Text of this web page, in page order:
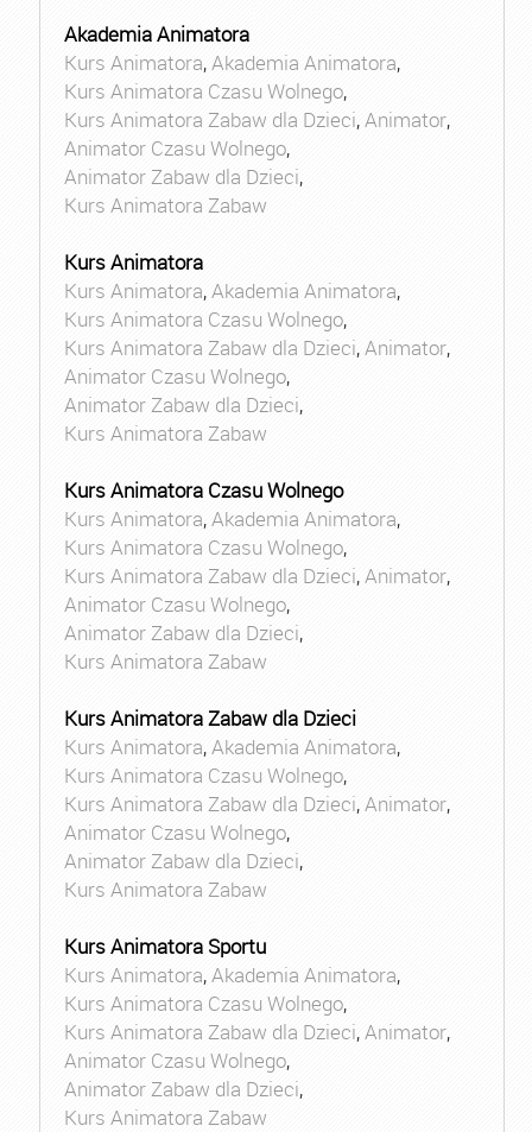
Akademia Animatora
Kurs Animatora,Akademia Animatora,
Kurs Animatora Czasu Wolnego,
Kurs Animatora Zabaw dla Dzieci,Animator,
Animator Czasu Wolnego,
Animator Zabaw dla Dzieci,
Kurs Animatora Zabaw
Kurs Animatora
Kurs Animatora,Akademia Animatora,
Kurs Animatora Czasu Wolnego,
Kurs Animatora Zabaw dla Dzieci,Animator,
Animator Czasu Wolnego,
Animator Zabaw dla Dzieci,
Kurs Animatora Zabaw
Kurs Animatora Czasu Wolnego
Kurs Animatora,Akademia Animatora,
Kurs Animatora Czasu Wolnego,
Kurs Animatora Zabaw dla Dzieci,Animator,
Animator Czasu Wolnego,
Animator Zabaw dla Dzieci,
Kurs Animatora Zabaw
Kurs Animatora Zabaw dla Dzieci
Kurs Animatora,Akademia Animatora,
Kurs Animatora Czasu Wolnego,
Kurs Animatora Zabaw dla Dzieci,Animator,
Animator Czasu Wolnego,
Animator Zabaw dla Dzieci,
Kurs Animatora Zabaw
Kurs Animatora Sportu
Kurs Animatora,Akademia Animatora,
Kurs Animatora Czasu Wolnego,
Kurs Animatora Zabaw dla Dzieci,Animator,
Animator Czasu Wolnego,
Animator Zabaw dla Dzieci,
Kurs Animatora Zabaw